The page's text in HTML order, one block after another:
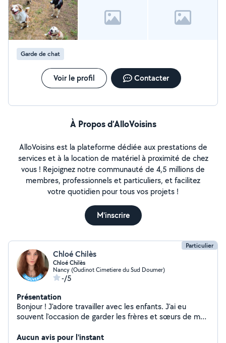
Garde de chat
Voir le profil Contacter
À Propos d’AlloVoisins
AlloVoisins est la plateforme dédiée aux prestations de
services et à la location de matériel à proximité de chez
vous ! Rejoignez notre communauté de 4,5 millions de
membres, professionnels et particuliers, et facilitez
votre quotidien pour tous vos projets !
M'inscrire
Particulier
Chloé Chilès
Chloé Chilès
Nancy (Oudinot Cimetiere du Sud Doumer)
-/5
Présentation
Bonjour ! J'adore travailler avec les enfants. J'ai eu
souvent l'occasion de garder les frères et sœurs de mes
responsable et très attentive. Je sais parfaitement
Aucun avis pour l'instant